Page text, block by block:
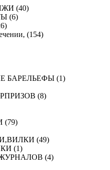
(40)
(6)
(154)
БАРЕЛЬЕФЫ (1)
(8)
(49)
(1)
(4)